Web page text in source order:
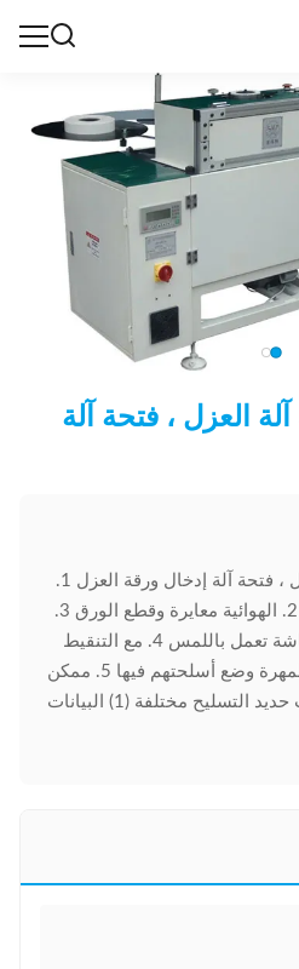
العزل ، فتحة آلة
موتور إمانويل فتحة آلة العزل ، فتحة آلة إدخال ورقة العزل 1.
تحميل وتفريغ المحرك يدويا 2. الهوائية معايرة وقطع الورق 3.
التحكم في برنامج PLC ، شاشة تعمل باللمس 4. مع التنقيط
آمنة لتجنب الأشخاص غير المهرة وضع أسلحتهم فيها 5. ممكن
ليحل محل المشابك لتناسب حديد التسليح مختلفة (1) البيانات